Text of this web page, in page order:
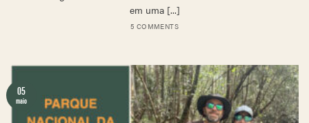
em uma [...]
5 COMMENTS
05
maio